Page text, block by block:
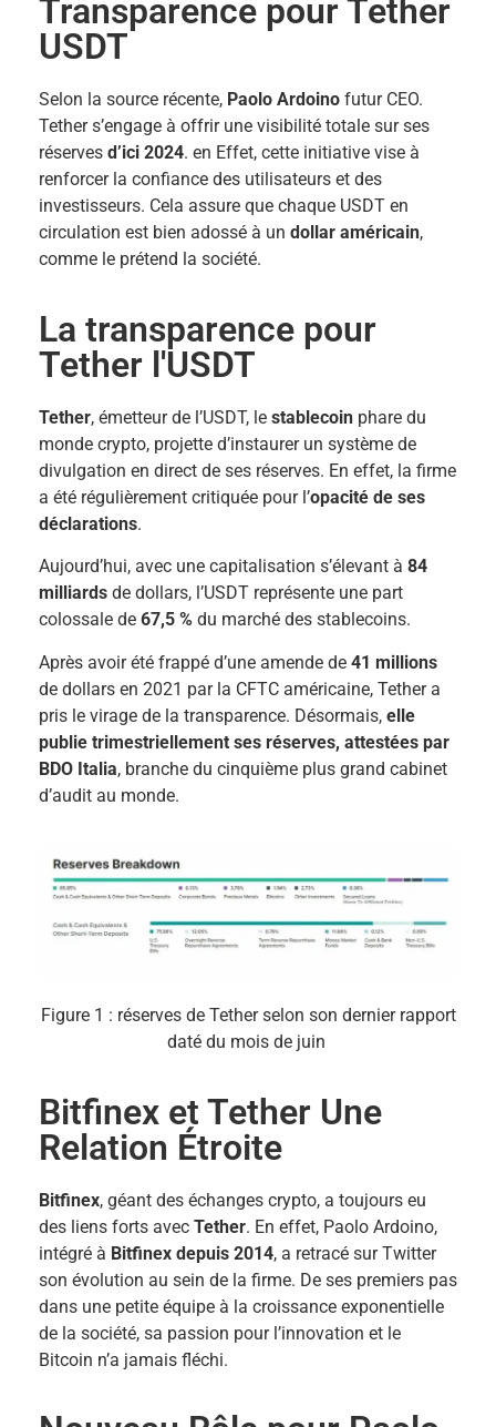
Transparence pour Tether
USDT
Selon la source récente, Paolo Ardoino futur CEO.
Tether s’engage à offrir une visibilité totale sur ses
réserves d’ici 2024. en Effet, cette initiative vise à
renforcer la confiance des utilisateurs et des
investisseurs. Cela assure que chaque USDT en
circulation est bien adossé à un dollar américain,
comme le prétend la société.
La transparence pour
Tether l'USDT
Tether, émetteur de l’USDT, le stablecoin phare du
monde crypto, projette d’instaurer un système de
divulgation en direct de ses réserves. En effet, la firme
a été régulièrement critiquée pour l’opacité de ses
déclarations.
Aujourd’hui, avec une capitalisation s’élevant à 84
milliards de dollars, l’USDT représente une part
colossale de 67,5 % du marché des stablecoins.
Après avoir été frappé d’une amende de 41 millions
de dollars en 2021 par la CFTC américaine, Tether a
pris le virage de la transparence. Désormais, elle
publie trimestriellement ses réserves, attestées par
BDO Italia, branche du cinquième plus grand cabinet
d’audit au monde.
Figure 1 : réserves de Tether selon son dernier rapport
daté du mois de juin
Bitfinex et Tether Une
Relation Étroite
Bitfinex, géant des échanges crypto, a toujours eu
des liens forts avec Tether. En effet, Paolo Ardoino,
intégré à Bitfinex depuis 2014, a retracé sur Twitter
son évolution au sein de la firme. De ses premiers pas
dans une petite équipe à la croissance exponentielle
de la société, sa passion pour l’innovation et le
Bitcoin n’a jamais fléchi.